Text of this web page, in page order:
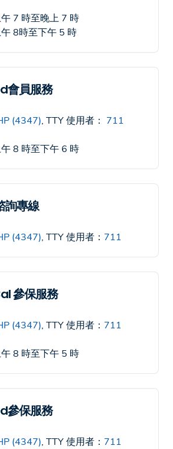
7 時至晚上 7 時
8時至下午 5 時
會員服務
(4347), TTY 使用者： 711
8 時至下午 6 時
詢專線
(4347), TTY 使用者： 711
參保服務
(4347), TTY 使用者： 711
8 時至下午 5 時
參保服務
(4347), TTY 使用者： 711